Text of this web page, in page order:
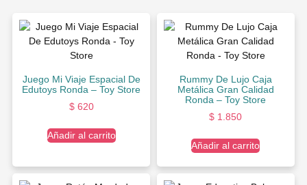
Juego Mi Viaje Espacial De
Edutoys Ronda – Toy Store
$620
Añadir al carrito
Rummy De Lujo Caja
Metálica Gran Calidad
Ronda – Toy Store
$ 1.850
Añadir al carrito